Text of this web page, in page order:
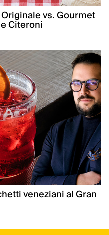
vs. Gourmet
Citeroni
veneziani al Gran